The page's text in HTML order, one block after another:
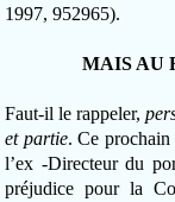
1997, 952965).
MAIS AU
Faut-il le rappeler,
et partie. Ce prochain
l’ex -Directeur du
préjudice pour la